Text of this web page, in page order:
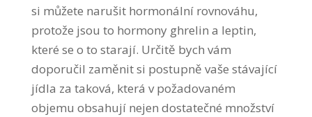
si můžete narušit hormonální rovnováhu,
protože jsou to hormony ghrelin a leptin,
které se o to starají. Určitě bych vám
doporučil zaměnit si postupně vaše stávající
jídla za taková, která v požadovaném
objemu obsahují nejen dostatečné množství